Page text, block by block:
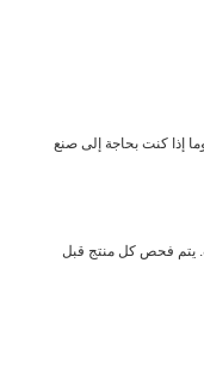
وما إذا كنت بحاجة إلى صنع
يتم فحص كل منتج قبل